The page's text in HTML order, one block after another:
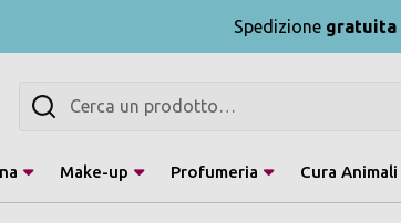
Spedizione gratuita
Cerca
Make-up Profumeria Cura Animali